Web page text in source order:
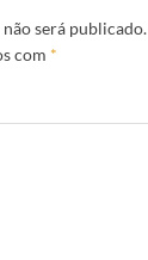
será publicado.
com *